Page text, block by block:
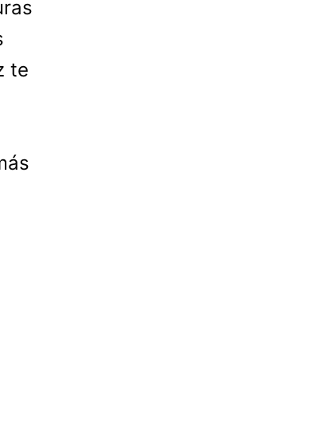
te